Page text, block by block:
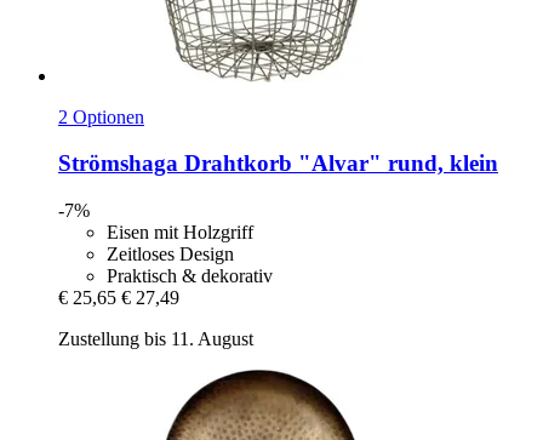
2 Optionen
Strömshaga Drahtkorb "Alvar" rund, klein
-7%
Eisen mit Holzgriff
Zeitloses Design
Praktisch & dekorativ
€ 25,65 € 27,49
Zustellung bis 11. August